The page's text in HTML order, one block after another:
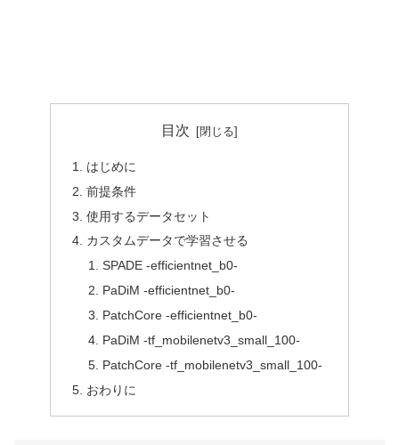
目次
はじめに
前提条件
使用するデータセット
カスタムデータで学習させる
SPADE -efficientnet_b0-
PaDiM -efficientnet_b0-
PatchCore -efficientnet_b0-
PaDiM -tf_mobilenetv3_small_100-
PatchCore -tf_mobilenetv3_small_100-
おわりに